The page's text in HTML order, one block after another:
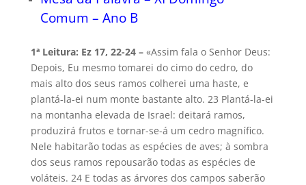
Comum – Ano B
1ª Leitura: Ez 17, 22-24 –«Assim fala o Senhor Deus:
Depois, Eu mesmo tomarei do cimo do cedro, do
mais alto dos seus ramos colherei uma haste, e
plantá-la-ei num monte bastante alto. 23 Plantá-la-ei
na montanha elevada de Israel: deitará ramos,
produzirá frutos e tornar-se-á um cedro magnífico.
Nele habitarão todas as espécies de aves; à sombra
dos seus ramos repousarão todas as espécies de
voláteis. 24 E todas as árvores dos campos saberão